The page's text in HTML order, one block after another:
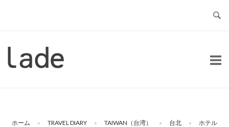
ー
ホーム » TRAVEL DIARY » TAIWAN（台湾） » 台北 »
ホテル